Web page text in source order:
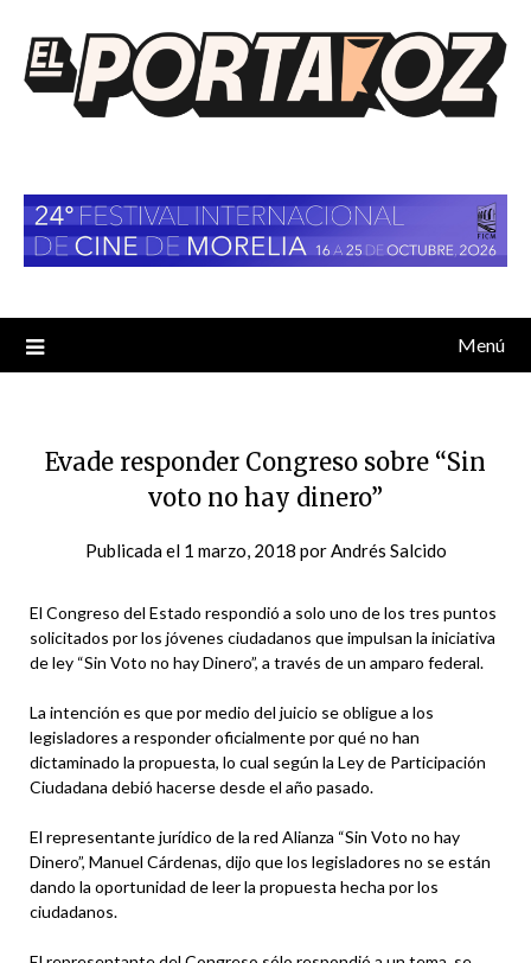
contenido
Menú
Evade responder Congreso sobre “Sin
voto no hay dinero”
Publicada el 1 marzo, 2018 porAndrés Salcido
El Congreso del Estado respondió a solo uno de los tres puntos
solicitados por los jóvenes ciudadanos que impulsan la iniciativa
de ley “Sin Voto no hay Dinero”, a través de un amparo federal.
La intención es que por medio del juicio se obligue a los
legisladores a responder oficialmente por qué no han
dictaminado la propuesta, lo cual según la Ley de Participación
Ciudadana debió hacerse desde el año pasado.
El representante jurídico de la red Alianza “Sin Voto no hay
Dinero”, Manuel Cárdenas, dijo que los legisladores no se están
dando la oportunidad de leer la propuesta hecha por los
ciudadanos.